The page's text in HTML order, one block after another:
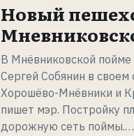
Новый
В Мнёвниковской
Сергей Собянин в
Хорошёво-Мнёвники и
пишет мэр. Постройку
дорожную сеть поймы.…